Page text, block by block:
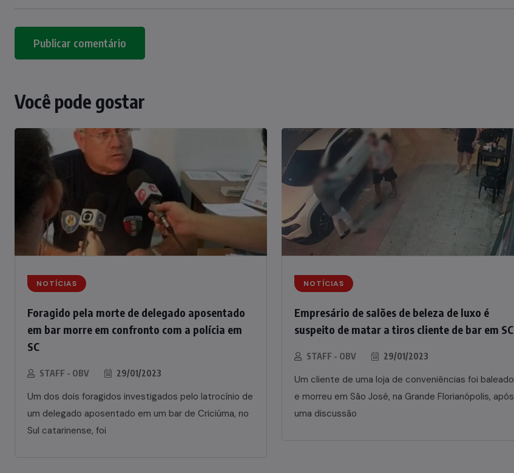
Você pode gostar
NOTÍCIAS
Foragido pela morte de delegado aposentado
em bar morre em confronto com a polícia em
SC
STAFF - OBV 29/01/2023
Um dos dois foragidos investigados pelo latrocínio de
um delegado aposentado em um bar de Criciúma, no
Sul catarinense, foi
NOTÍCIAS
Empresário de salões de beleza de luxo é
suspeito de matar a tiros cliente de bar em SC
STAFF - OBV 29/01/2023
Um cliente de uma loja de conveniências foi baleado
e morreu em São José, na Grande Florianópolis, após
uma discussão